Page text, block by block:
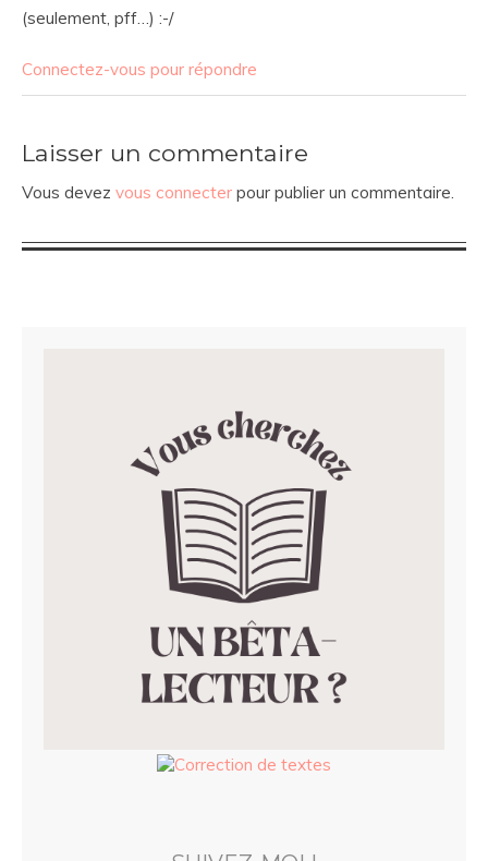
(seulement, pff…) :-/
Connectez-vous pour répondre
Laisser un commentaire
Vous devez vous connecter pour publier un commentaire.